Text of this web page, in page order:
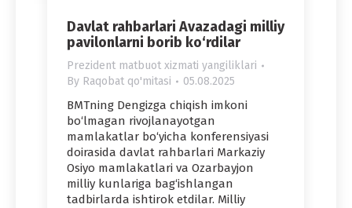
Davlat rahbarlari Avazadagi milliy
pavilonlarni borib ko‘rdilar
Prezident matbuot xizmati yangiliklari
By Raqobat qo'mitasi 05.08.2025
BMTning Dengizga chiqish imkoni
bo‘lmagan rivojlanayotgan
mamlakatlar bo‘yicha konferensiyasi
doirasida davlat rahbarlari Markaziy
Osiyo mamlakatlari va Ozarbayjon
milliy kunlariga bag‘ishlangan
tadbirlarda ishtirok etdilar. Milliy